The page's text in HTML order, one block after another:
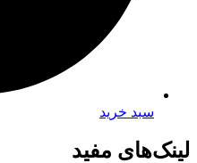
سبد خرید
لینک‌های مفید